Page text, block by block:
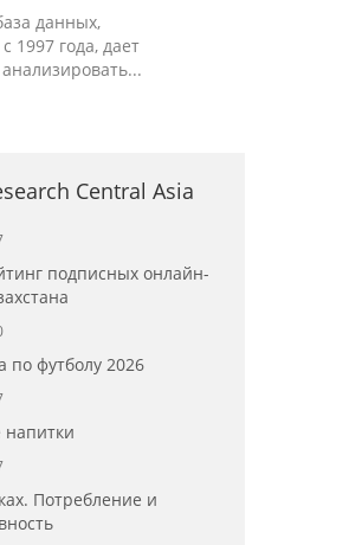
данных,
1997 года, дает
Central Asia
подписных онлайн-
футболу 2026
напитки
Потребление и